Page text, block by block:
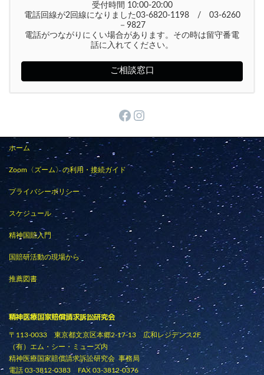
受付時間 10:00-20:00
電話回線が2回線になりました03-6820-1198 / 03-6260
－9827
電話がつながりにくい場合があります。その時は留守番電
話に入れてください。
ご相談窓口
Facebook
Instagram
ホーム
Zoom〈ズーム〉の利用・接続ガイド
プライバシーポリシー
スケジュール
精神国賠入門
国賠研活動の現場から
推薦図書
精神医療国家賠償請求訴訟研究会
〒113-0033 東京都文京区本郷2-17-13 広和レジデンス2F
（有）エム・シー・ミューズ内
精神医療国家賠償請求訴訟研究会 事務局
電話 03-3812-0383 FAX 03-3812-0376